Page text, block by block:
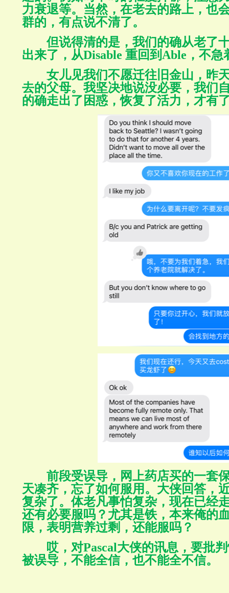
力衰退等。当然，在老去的路上，也
群的，有点说不清了。
但说得清的是，我们的确从老了
出来了，从Disable 重回到 Able ，不
女儿见我们不愿迁往旧金山，昨
去的父母。我坚决地说没必要，我们
的确走出了困惑，恢复了活力，才有
前段受误导，网上药店买的一套
天凑齐，忘了如何服用。大侠回答，
复杂了。体老凡事怕复杂，现在已经
还有必要服吗？尤其是铁，本来俺的
限，表明营养过剩，还能服吗？
哎，对Pascal大侠的讯息，要批
被误导，不能全信，也不能全不信。